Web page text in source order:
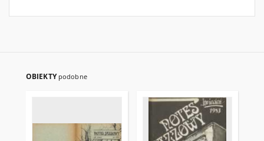
OBIEKTY podobne